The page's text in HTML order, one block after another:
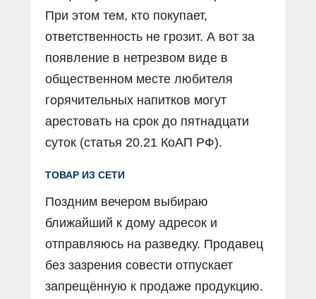
При этом тем, кто покупает,
ответственность не грозит. А вот за
появление в нетрезвом виде в
общественном месте любителя
горячительных напитков могут
арестовать на срок до пятнадцати
суток (статья 20.21 КоАП РФ).
ТОВАР ИЗ СЕТИ
Поздним вечером выбираю
ближайший к дому адресок и
отправляюсь на разведку. Продавец
без зазрения совести отпускает
запрещённую к продаже продукцию.